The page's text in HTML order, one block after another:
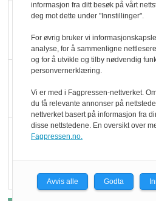
Blir
med å
det?
informasjon fra ditt besøk på vårt
deg mot dette under "Innstillinger".
For øvrig bruker vi
analyse, for å sammenligne
og for å utvikle og tilby nødvendig
personvernerklæring.
Vi er med i Fagpressen-nettverket.
du få relevante annonser på
nettverket basert på informasjon fra
disse nettstedene. En oversikt over
Fagpressen.no.
Avvis alle Godta